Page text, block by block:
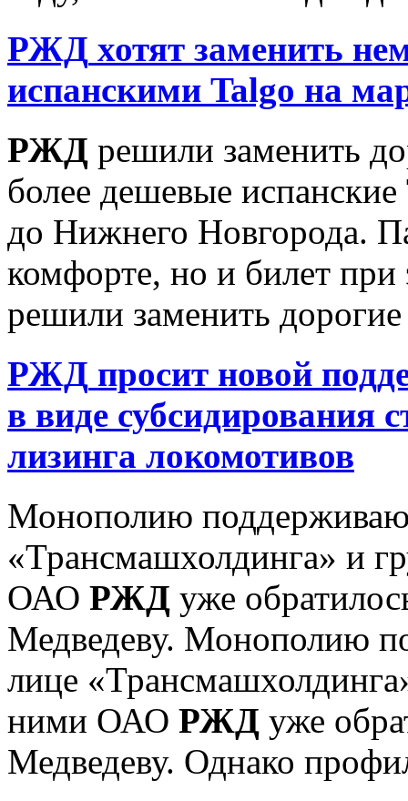
РЖД хотят заменить
испанскими Talgo на
РЖД решили заменить
более дешевые
до Нижнего Новгорода.
комфорте, но и билет при
решили заменить
РЖД просит новой
в виде субсидирования
лизинга локомотивов
Монополию
«Трансмашхолдинга» и
ОАО РЖД уже
Медведеву. Монополию
лице
ними ОАО РЖД уже
Медведеву. Однако